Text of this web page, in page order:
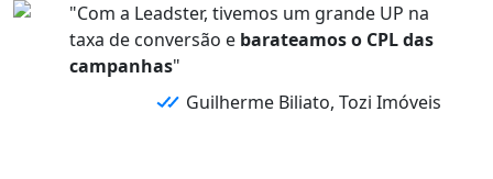
"Com a Leadster, tivemos um grande UP na
taxa de conversão e barateamos o CPL das
campanhas"
Guilherme Biliato, Tozi Imóveis